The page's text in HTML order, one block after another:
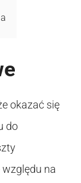
okazać się
do
na